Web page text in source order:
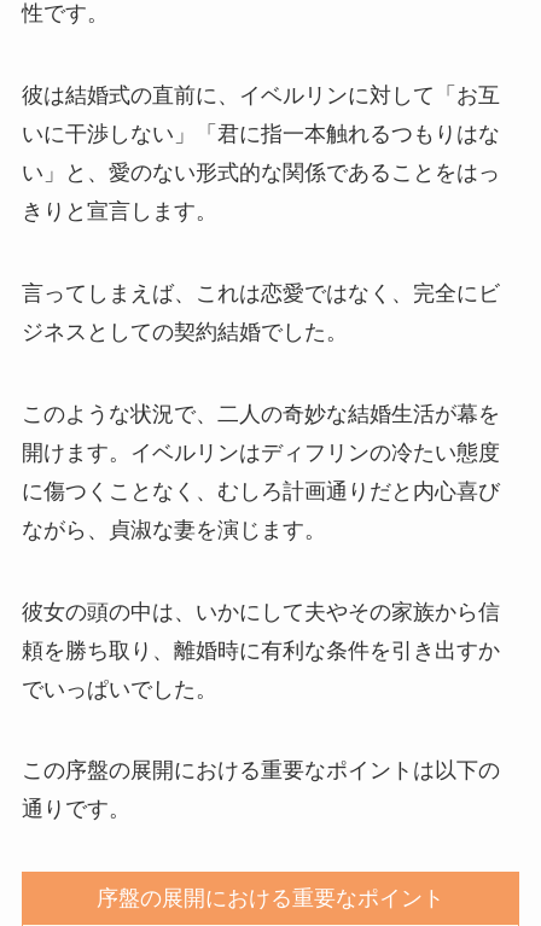
性です。
彼は結婚式の直前に、イベルリンに対して「お互
いに干渉しない」「君に指一本触れるつもりはな
い」と、愛のない形式的な関係であることをはっ
きりと宣言します。
言ってしまえば、これは恋愛ではなく、完全にビ
ジネスとしての契約結婚でした。
このような状況で、二人の奇妙な結婚生活が幕を
開けます。イベルリンはディフリンの冷たい態度
に傷つくことなく、むしろ計画通りだと内心喜び
ながら、貞淑な妻を演じます。
彼女の頭の中は、いかにして夫やその家族から信
頼を勝ち取り、離婚時に有利な条件を引き出すか
でいっぱいでした。
この序盤の展開における重要なポイントは以下の
通りです。
序盤の展開における重要なポイント